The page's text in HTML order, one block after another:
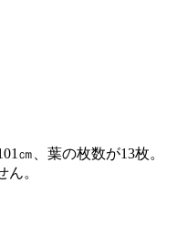
㎝、葉の枚数が13枚。
。